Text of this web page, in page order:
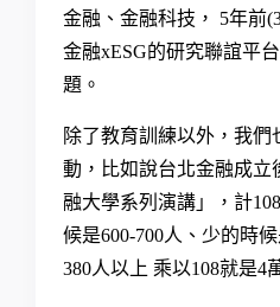
金融、金融科技，
5年前
金融xESG的研究聯誼平
題。
除了教育訓練以外，我們
動，比如說台北金融成立
融大學系列演講」，計108
候是600-700人、少的時
380人以上 乘以108就是4